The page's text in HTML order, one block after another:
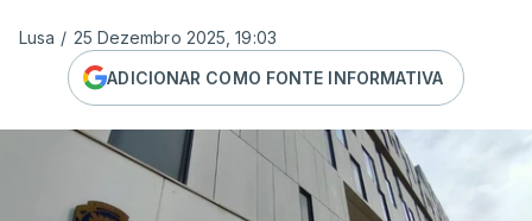
Lusa / 25 Dezembro 2025, 19:03
ADICIONAR COMO FONTE INFORMATIVA